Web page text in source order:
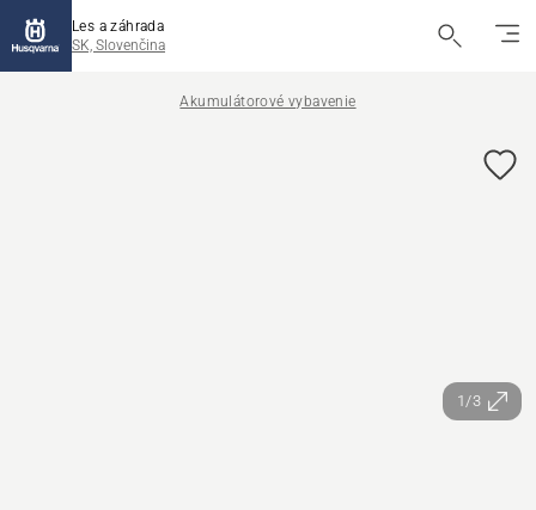
Les a záhrada
SK, Slovenčina
Akumulátorové vybavenie
1/3